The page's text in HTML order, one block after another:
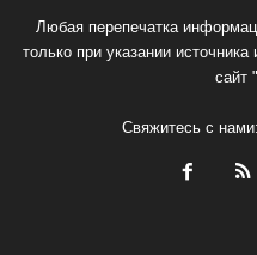
Любая перепечатка
только при указании
Свяжитесь с нами: